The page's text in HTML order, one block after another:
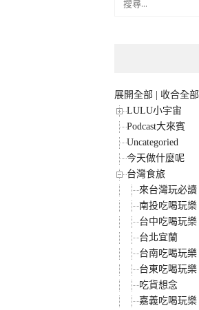
展開全部
收合全部
LULU小宇宙
Podcast大來賓
Uncategoried
今天做什麼呢
台灣食旅
來台灣玩必讀
南投吃喝玩樂
台中吃喝玩樂
台北宜蘭
台南吃喝玩樂
台東吃喝玩樂
吃貨想念
嘉義吃喝玩樂